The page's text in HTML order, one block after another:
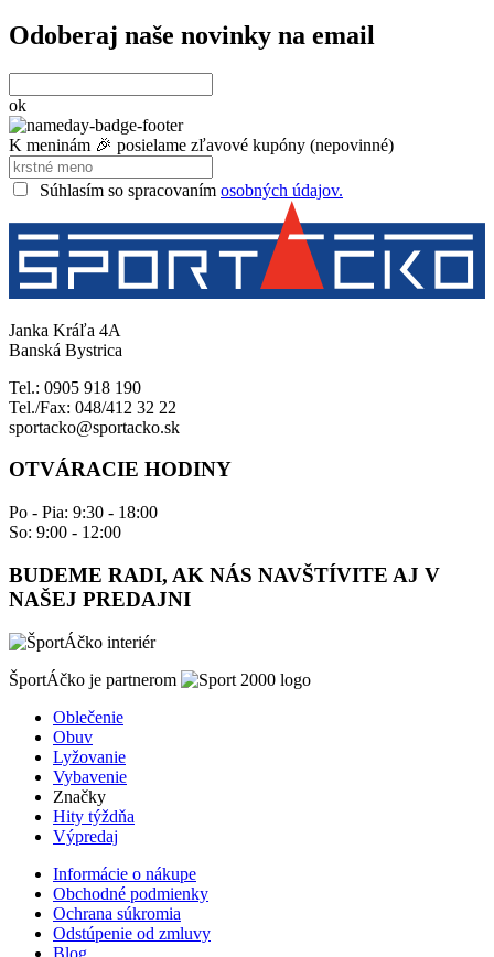
Odoberaj naše novinky na email
ok
K meninám 🎉 posielame zľavové kupóny (nepovinné)
Súhlasím so spracovaním osobných údajov.
Janka Kráľa 4A
Banská Bystrica
Tel.: 0905 918 190
Tel./Fax: 048/412 32 22
sportacko@sportacko.sk
OTVÁRACIE HODINY
Po - Pia: 9:30 - 18:00
So: 9:00 - 12:00
BUDEME RADI, AK NÁS NAVŠTÍVITE AJ V
NAŠEJ PREDAJNI
ŠportÁčko je partnerom
Oblečenie
Obuv
Lyžovanie
Vybavenie
Značky
Hity týždňa
Výpredaj
Informácie o nákupe
Obchodné podmienky
Ochrana súkromia
Odstúpenie od zmluvy
Blog